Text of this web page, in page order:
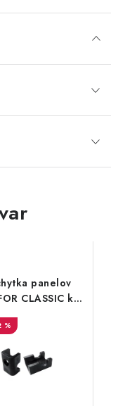
panelov
CLASSIC ku
brány, PVC
%